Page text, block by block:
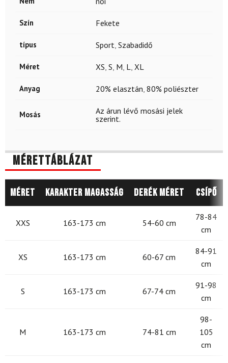
Szín Fekete
típus Sport, Szabadidő
Méret XS, S, M, L, XL
Anyag 20% elasztán, 80% poliészter
Mosás
Az árun lévő mosási jelek
szerint.
Mérettáblázat
Méret Karakter magasság Derék méret Csípő
XXS 163-173 cm 54-60 cm
78-84
cm
XS 163-173 cm 60-67 cm
84-91
cm
S 163-173 cm 67-74 cm
91-98
cm
M 163-173 cm 74-81 cm
98-
105
cm